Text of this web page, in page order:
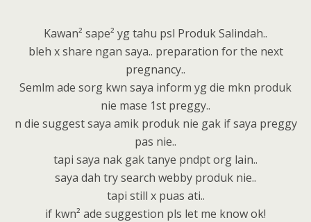
Kawan² sape² yg tahu psl Produk Salindah..
bleh x share ngan saya.. preparation for the next
pregnancy..
Semlm ade sorg kwn saya inform yg die mkn produk
nie mase 1st preggy..
n die suggest saya amik produk nie gak if saya preggy
pas nie..
tapi saya nak gak tanye pndpt org lain..
saya dah try search webby produk nie..
tapi still x puas ati..
if kwn² ade suggestion pls let me know ok!